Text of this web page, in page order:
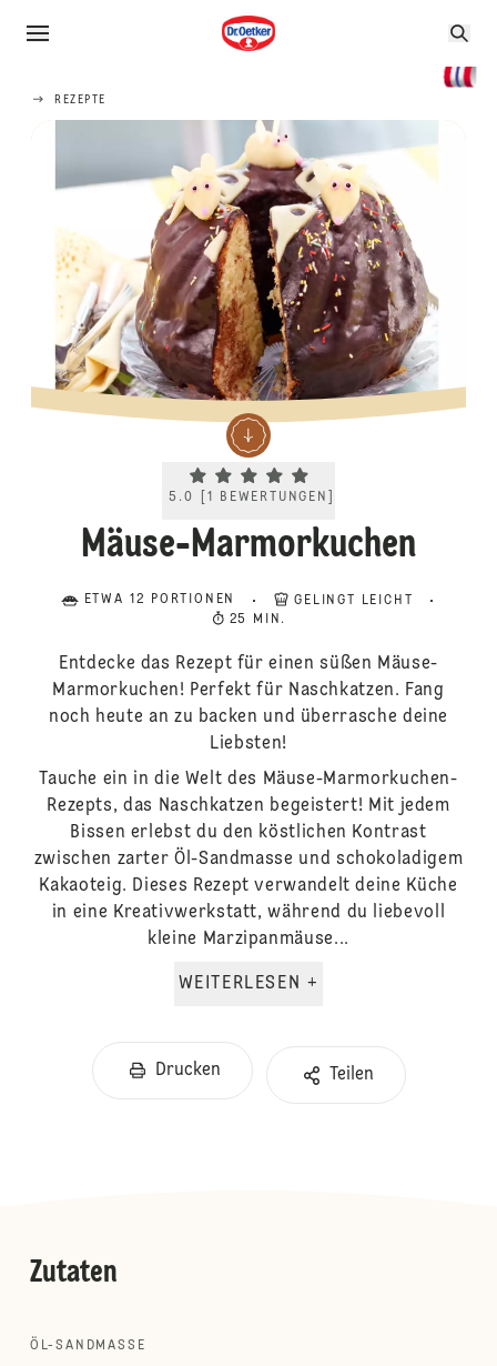
REZEPTE
Current rating 5.0. Click to rate.
5.0 1 BEWERTUNGEN
Mäuse-Marmorkuchen
ETWA 12 PORTIONEN
GELINGT LEICHT
25 MIN.
Entdecke das Rezept für einen süßen Mäuse-
Marmorkuchen! Perfekt für Naschkatzen. Fang
noch heute an zu backen und überrasche deine
Liebsten!
Tauche ein in die Welt des Mäuse-Marmorkuchen-
Rezepts, das Naschkatzen begeistert! Mit jedem
Bissen erlebst du den köstlichen Kontrast
zwischen zarter Öl-Sandmasse und schokoladigem
Kakaoteig. Dieses Rezept verwandelt deine Küche
in eine Kreativwerkstatt, während du liebevoll
kleine Marzipanmäuse...
WEITERLESEN +
Drucken Teilen
Zutaten
ÖL-SANDMASSE